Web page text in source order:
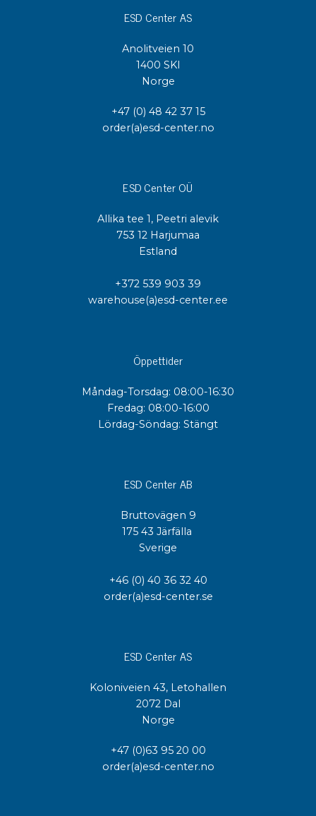
ESD Center AS
Anolitveien 10
1400 SKI
Norge
+47 (0) 48 42 37 15
order(a)esd-center.no
ESD Center OÜ
Allika tee 1, Peetri alevik
753 12 Harjumaa
Estland
+372 539 903 39
warehouse(a)esd-center.ee
Öppettider
Måndag-Torsdag: 08:00-16:30
Fredag: 08:00-16:00
Lördag-Söndag: Stängt
ESD Center AB
Bruttovägen 9
175 43 Järfälla
Sverige
+46 (0) 40 36 32 40
order(a)esd-center.se
ESD Center AS
Koloniveien 43, Letohallen
2072 Dal
Norge
+47 (0)63 95 20 00
order(a)esd-center.no